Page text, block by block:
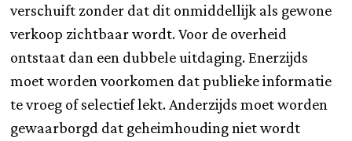
verschuift zonder dat dit onmiddellijk als gewone
verkoop zichtbaar wordt. Voor de overheid
ontstaat dan een dubbele uitdaging. Enerzijds
moet worden voorkomen dat publieke informatie
te vroeg of selectief lekt. Anderzijds moet worden
gewaarborgd dat geheimhouding niet wordt